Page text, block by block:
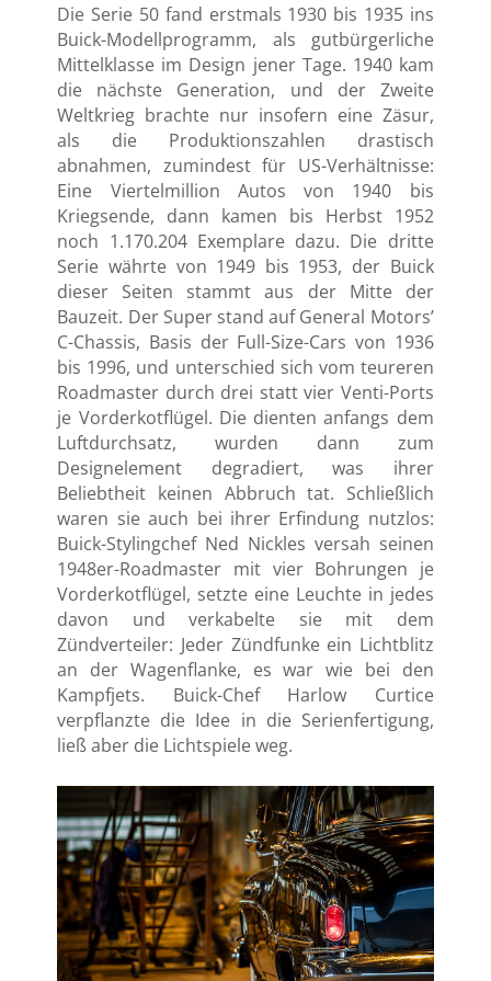
Die Serie 50 fand erstmals 1930 bis 1935 ins
Buick-Modellprogramm, als gutbürgerliche
Mittelklasse im Design jener Tage. 1940 kam
die nächste Generation, und der Zweite
Weltkrieg brachte nur insofern eine Zäsur,
als die Produktionszahlen drastisch
abnahmen, zumindest für US-Verhältnisse:
Eine Viertelmillion Autos von 1940 bis
Kriegsende, dann kamen bis Herbst 1952
noch 1.170.204 Exemplare dazu. Die dritte
Serie währte von 1949 bis 1953, der Buick
dieser Seiten stammt aus der Mitte der
Bauzeit. Der Super stand auf General Motors’
C-Chassis, Basis der Full-Size-Cars von 1936
bis 1996, und unterschied sich vom teureren
Roadmaster durch drei statt vier Venti-Ports
je Vorderkotflügel. Die dienten anfangs dem
Luftdurchsatz, wurden dann zum
Designelement degradiert, was ihrer
Beliebtheit keinen Abbruch tat. Schließlich
waren sie auch bei ihrer Erfindung nutzlos:
Buick-Stylingchef Ned Nickles versah seinen
1948er-Roadmaster mit vier Bohrungen je
Vorderkotflügel, setzte eine Leuchte in jedes
davon und verkabelte sie mit dem
Zündverteiler: Jeder Zündfunke ein Lichtblitz
an der Wagenflanke, es war wie bei den
Kampfjets. Buick-Chef Harlow Curtice
verpflanzte die Idee in die Serienfertigung,
ließ aber die Lichtspiele weg.